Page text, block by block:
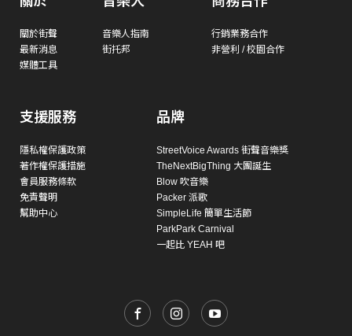
關於街聲
最新消息
媒體工具
音樂人指南
街托邦
行銷業務合作
非營利 / 校園合作
支援服務
隱私權保護政策
著作權保護措施
會員服務條款
免責聲明
幫助中心
品牌
StreetVoice Awards 街聲音樂獎
TheNextBigThing 大團誕生
Blow 吹音樂
Packer 派歌
SimpleLife 簡單生活節
ParkPark Carnival
一起比 YEAH 吧